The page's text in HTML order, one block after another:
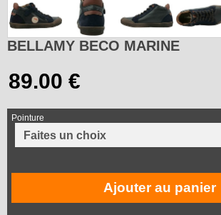
BELLAMY BECO MARINE
Pointure
Ajouter au panier